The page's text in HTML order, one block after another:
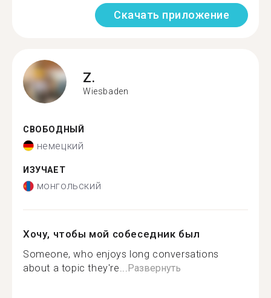
Скачать приложение
Z.
Wiesbaden
СВОБОДНЫЙ
немецкий
ИЗУЧАЕТ
монгольский
Хочу, чтобы мой собеседник был
Someone, who enjoys long conversations
about a topic they're...Развернуть